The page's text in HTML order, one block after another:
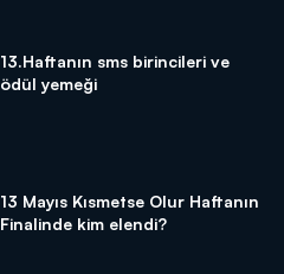
13.Haftanın sms birincileri ve
ödül yemeği
13 Mayıs Kısmetse Olur Haftanın
Finalinde kim elendi?